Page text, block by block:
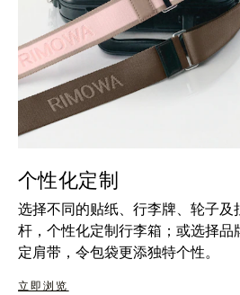
个性化定制
选择不同的贴纸、行李牌、轮子及
杆，个性化定制行李箱；或选择品
定肩带，令包袋更添独特个性。
立即浏览